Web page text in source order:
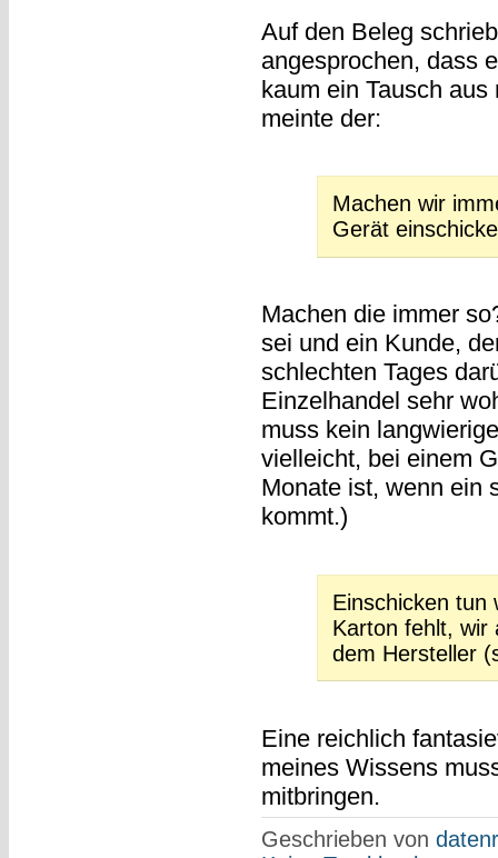
Auf den Beleg
angesprochen, dass
kaum ein Tausch
meinte der:
Machen wir
Gerät
Machen die immer
sei und ein Kunde,
schlechten Tages
Einzelhandel sehr
muss kein
vielleicht, bei einem
Monate ist, wenn ein
kommt.)
Einschicken tun
Karton fehlt, wir
dem Hersteller
Eine reichlich
meines Wissens
mitbringen.
Geschrieben von